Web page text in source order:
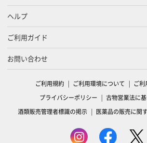
ヘルプ
ご利用ガイド
お問い合わせ
ご利用規約 ご利用環境について
ご
プライバシーポリシー
古物営業法に
酒類販売管理者標識の掲示
医薬品の販売に関